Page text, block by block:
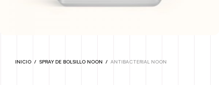
INICIO / SPRAY DE BOLSILLO NOON / ANTIBACTERIAL NOON